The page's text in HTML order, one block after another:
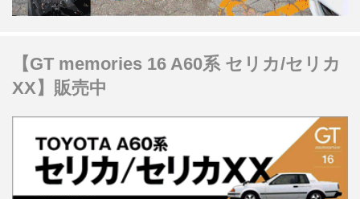
【GT memories 16 A60系 セリカ/セリカ
XX】販売中